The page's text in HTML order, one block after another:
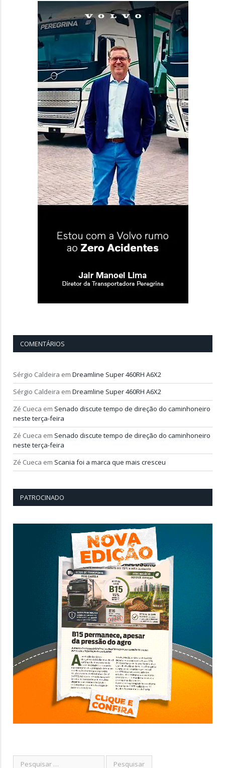
COMENTÁRIOS
Sérgio Caldeira em Dreamline Super 460RH A6X2
Sérgio Caldeira em Dreamline Super 460RH A6X2
Zé Cueca em Senado discute tempo de direção do caminhoneiro
neste terça-feira
Zé Cueca em Senado discute tempo de direção do caminhoneiro
neste terça-feira
Zé Cueca em Scania foi a marca que mais cresceu
PATROCINADO